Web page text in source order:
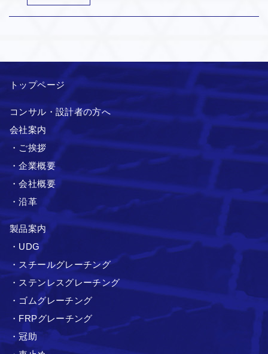
トップページ
コンサル・設計者の方へ
会社案内
・ご挨拶
・企業概要
・会社概要
・沿革
製品案内
・UDG
・スチールグレーチング
・ステンレスグレーチング
・ゴムグレーチング
・FRPグレーチング
・冠助